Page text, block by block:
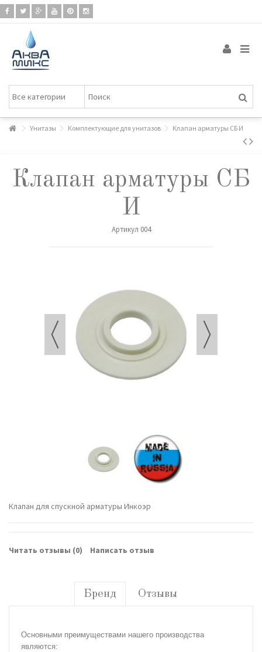
Унитазы Комплектующие для унитазов Клапан арматуры СБ И
Клапан арматуры СБ
И
Артикул 004
Клапан для спускной арматуры Инкоэр
Читать отзывы (0) Написать отзыв
Бренд Отзывы
Основными преимуществами нашего производства
являются: